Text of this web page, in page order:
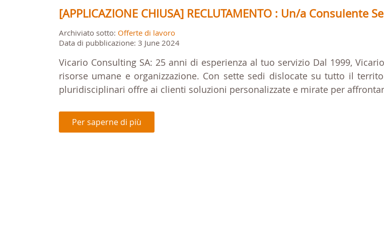
[APPLICAZIONE CHIUSA] RECLUTAMENTO : Un/a Consulente
Archiviato sotto: Offerte di lavoro
Data di pubblicazione: 3 June 2024
Vicario Consulting SA: 25 anni di esperienza al tuo servizio Dal 1999,
risorse umane e organizzazione. Con sette sedi dislocate su tutto il
pluridisciplinari offre ai clienti soluzioni personalizzate e mirate per
Per saperne di più